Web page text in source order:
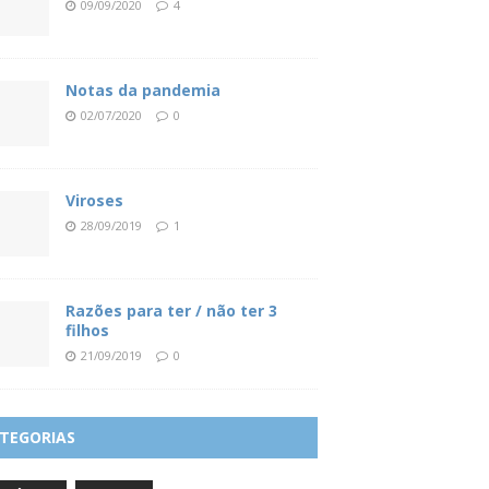
09/09/2020 4
Notas da pandemia
02/07/2020 0
Viroses
28/09/2019 1
Razões para ter / não ter 3
filhos
21/09/2019 0